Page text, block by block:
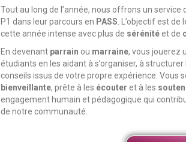
Tout au long de l’année, nous offrons un service
P1 dans leur parcours en PASS. L’objectif est de
cette année intense avec plus de sérénitéet de
En devenant parrain ou marraine, vous jouerez
étudiants en les aidant à s’organiser, à
conseils issus de votre propre expérience. Vous
bienveillante, prête à les écouter et à les
engagement humain et pédagogique qui
de notre communauté.